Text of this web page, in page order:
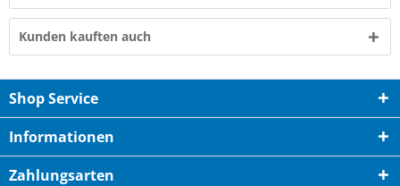
Kunden kauften auch
Shop Service
Informationen
Zahlungsarten